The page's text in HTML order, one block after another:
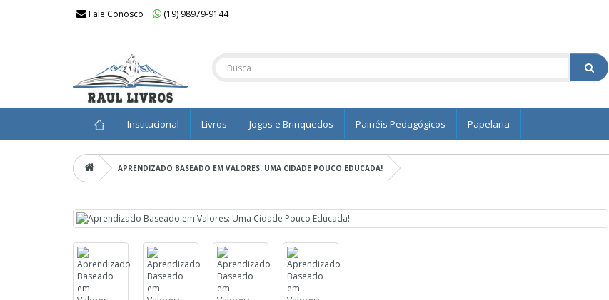
Fale Conosco (19) 98979-9144
Institucional Livros Jogos e Brinquedos Painéis Pedagógicos Papelaria
APRENDIZADO BASEADO EM VALORES: UMA CIDADE POUCO EDUCADA!